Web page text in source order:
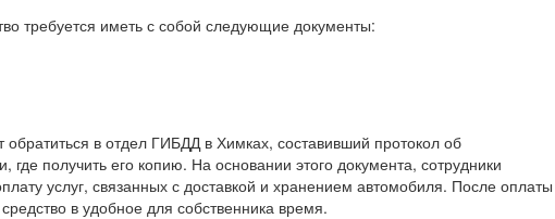
требуется иметь с собой следующие документы:
в отдел ГИБДД в Химках, составивший протокол об
получить его копию. На основании этого документа, сотрудники
услуг, связанных с доставкой и хранением автомобиля. После оплаты
в удобное для собственника время.